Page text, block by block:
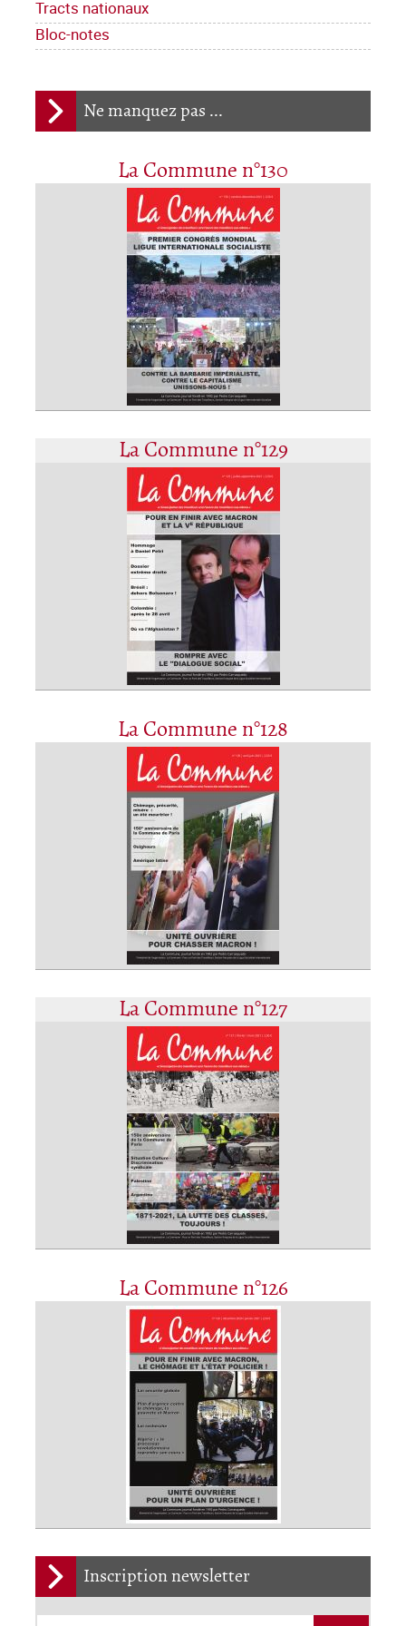
Tracts nationaux
Bloc-notes
Ne manquez pas ...
La Commune n°130
La Commune n°129
La Commune n°128
La Commune n°127
La Commune n°126
Inscription newsletter